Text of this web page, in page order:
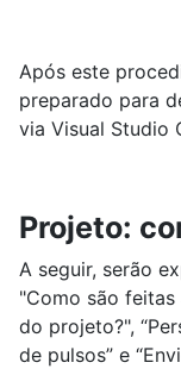
Após este
preparado para
via Visual Studio
Projeto:
A seguir, serão
"Como são
do projeto?",
de pulsos” e